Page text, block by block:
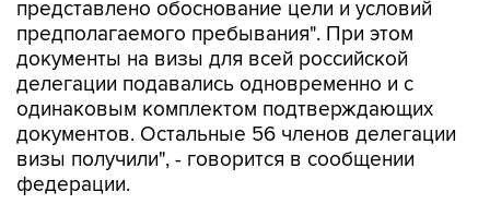
представлено обоснование цели и условий
предполагаемого пребывания". При этом
документы на визы для всей российской
делегации подавались одновременно и с
одинаковым комплектом подтверждающих
документов. Остальные 56 членов делегации
визы получили", - говорится в сообщении
федерации.